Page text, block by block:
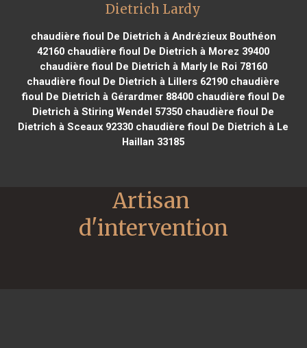
Dietrich Lardy
chaudière fioul De Dietrich à Andrézieux Bouthéon
42160 chaudière fioul De Dietrich à Morez 39400
chaudière fioul De Dietrich à Marly le Roi 78160
chaudière fioul De Dietrich à Lillers 62190 chaudière
fioul De Dietrich à Gérardmer 88400chaudière fioul De
Dietrich à Stiring Wendel 57350 chaudière fioul De
Dietrich à Sceaux 92330 chaudière fioul De Dietrich à Le
Haillan 33185
Artisan
d'intervention